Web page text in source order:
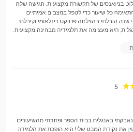
תרגול
האמיתי
בניואנסים של תקשורת מקצועית. הגישה שלה
כל שיעור כדי לטפל במצבים אמיתיים
הובלתי בהצלחה פרויקט בינלאומי וקיבלתי
היא מעצימה את תלמידיה מבחינה מקצועית.
5
באנגלית בבית הספר ופחדתי מהשיעורים
את נקודת המבט שלי! היא הופכת את הלמידה